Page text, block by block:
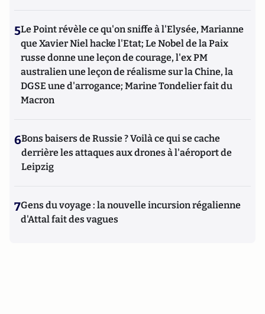
5Le Point révèle ce qu'on sniffe à l'Elysée, Marianne
que Xavier Niel hacke l'Etat; Le Nobel de la Paix
russe donne une leçon de courage, l'ex PM
australien une leçon de réalisme sur la Chine, la
DGSE une d'arrogance; Marine Tondelier fait du
Macron
6Bons baisers de Russie ? Voilà ce qui se cache
derrière les attaques aux drones à l'aéroport de
Leipzig
7Gens du voyage : la nouvelle incursion régalienne
d'Attal fait des vagues